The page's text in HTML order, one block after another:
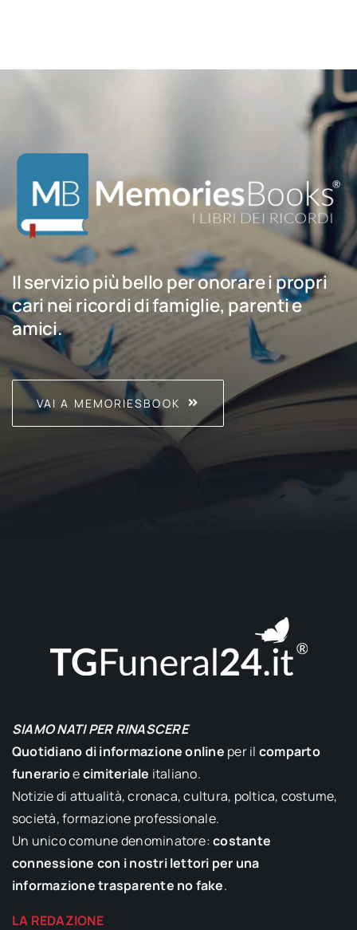
Il servizio più bello per onorare i propri
cari nei ricordi di famiglie, parenti e
amici.
VAI A MEMORIESBOOK
SIAMO NATI PER RINASCERE
Quotidiano di informazione online per il comparto
funerarioecimiteriale italiano.
Notizie di attualità, cronaca, cultura, poltica, costume,
società, formazione professionale.
Un unico comune denominatore:costante
connessione con i nostri lettori per una
informazione trasparente no fake.
LA REDAZIONE